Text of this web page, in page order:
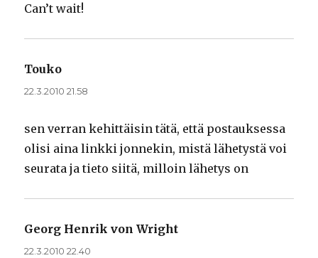
Can’t wait!
Touko
22.3.2010 21.58
sen verran kehittäisin tätä, että postauksessa
olisi aina linkki jonnekin, mistä lähetystä voi
seurata ja tieto siitä, milloin lähetys on
Georg Henrik von Wright
22.3.2010 22.40